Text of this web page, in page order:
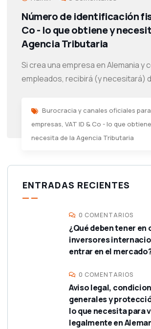
Número de identificación
Co - lo que obtiene y
Agencia Tributaria
Si crea una empresa en Alemania y
empleados, recibirá (y necesitará)
Burocracia y canales oficiales
empresas, VAT ID & Co - lo que
necesita de la Agencia Tributaria
ENTRADAS RECIENTES
0 COMENTARIOS
¿Qué deben tener en
inversores
entrar en el
0 COMENTARIOS
Aviso legal,
generales y
lo que necesita para
legalmente en